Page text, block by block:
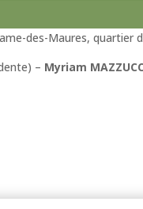
des-Maures, quartier
– Myriam